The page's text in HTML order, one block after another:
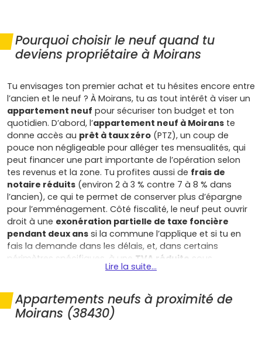
Pourquoi choisir le neuf quand tu
deviens propriétaire à Moirans
Tu envisages ton premier achat et tu hésites encore entre
l’ancien et le neuf ? À Moirans, tu as tout intérêt à viser un
appartement neuf pour sécuriser ton budget et ton
quotidien. D’abord, l’appartement neuf à Moirans te
donne accès au prêt à taux zéro (PTZ), un coup de
pouce non négligeable pour alléger tes mensualités, qui
peut financer une part importante de l’opération selon
tes revenus et la zone. Tu profites aussi de frais de
notaire réduits (environ 2 à 3 % contre 7 à 8 % dans
l’ancien), ce qui te permet de conserver plus d’épargne
pour l’emménagement. Côté fiscalité, le neuf peut ouvrir
droit à une exonération partielle de taxe foncière
pendant deux ans si la commune l’applique et si tu en
fais la demande dans les délais, et, dans certains
périmètres spécifiques, à une TVA réduite sous
conditions. Au quotidien, unappartement neuf à
excellente performance énergétique, donc des factures
maîtrisées et un confort thermique et acoustique
supérieur. Tu bénéficies en plus des
Lire la suite...
Appartements neufs à proximité de
Moirans (38430)